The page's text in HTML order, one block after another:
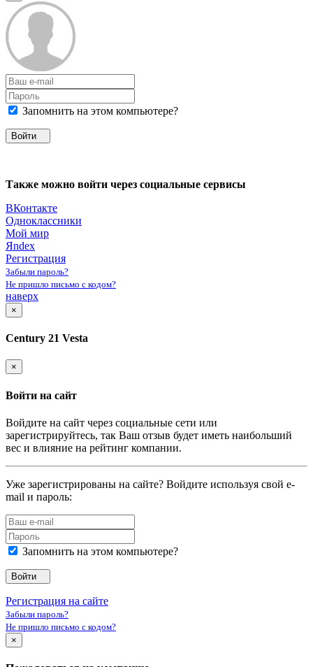
Запомнить на этом компьютере?
Войти
Также можно войти через социальные сервисы
ВКонтакте
Одноклассники
Мой мир
Яndex
Регистрация
Забыли пароль?
Не пришло письмо с кодом?
наверх
×
Century 21 Vesta
×
Войти на сайт
Войдите на сайт через социальные сети или
зарегистрируйтесь, так Ваш отзыв будет иметь наибольший
вес и влияние на рейтинг компании.
Уже зарегистрированы на сайте? Войдите используя свой e-
mail и пароль:
Запомнить на этом компьютере?
Войти
Регистрация на сайте
Забыли пароль?
Не пришло письмо с кодом?
×